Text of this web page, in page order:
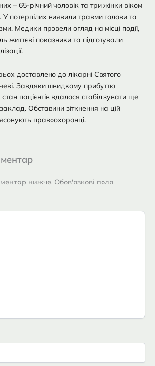
– 65-річний чоловік та три жінки віком
У потерпілих виявили травми голови та
Медики провели огляд на місці події,
життєві показники та підготували
доставлено до лікарні Святого
Завдяки швидкому прибуттю
пацієнтів вдалося стабілізувати ще
Обставини зіткнення на цій
правоохоронці.
нижче. Обов'язкові поля